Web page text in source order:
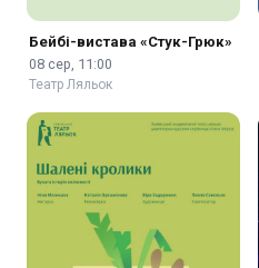
Бейбі-вистава «Стук-Грюк»
08 сер, 11:00
Театр Ляльок